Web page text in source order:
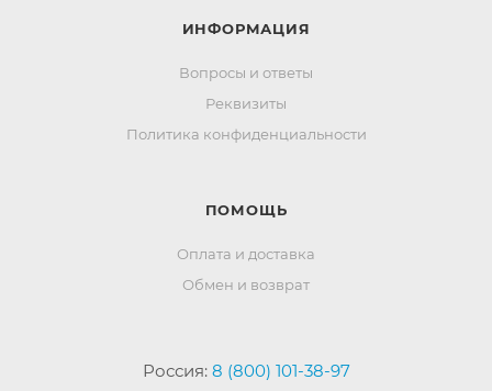
ИНФОРМАЦИЯ
Вопросы и ответы
Реквизиты
Политика конфиденциальности
ПОМОЩЬ
Оплата и доставка
Обмен и возврат
Россия: 8 (800) 101-38-97